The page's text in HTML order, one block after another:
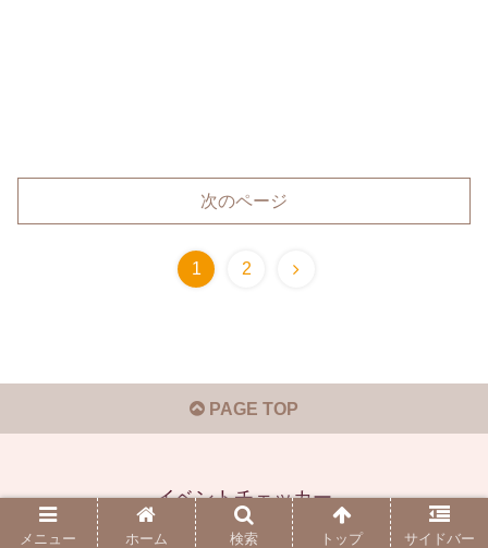
次のページ
1 2
PAGE TOP
イベントチェッカー
© 2019-2026 イベントチェッカー.
メニュー ホーム 検索 トップ サイドバー